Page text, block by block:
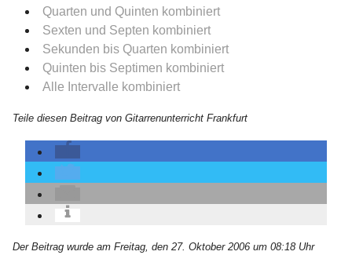
Quarten und Quinten kombiniert
Sexten und Septen kombiniert
Sekunden bis Quarten kombiniert
Quinten bis Septimen kombiniert
Alle Intervalle kombiniert
Teile diesen Beitrag von Gitarrenunterricht Frankfurt
Der Beitrag wurde am Freitag, den 27. Oktober 2006 um 08:18 Uhr